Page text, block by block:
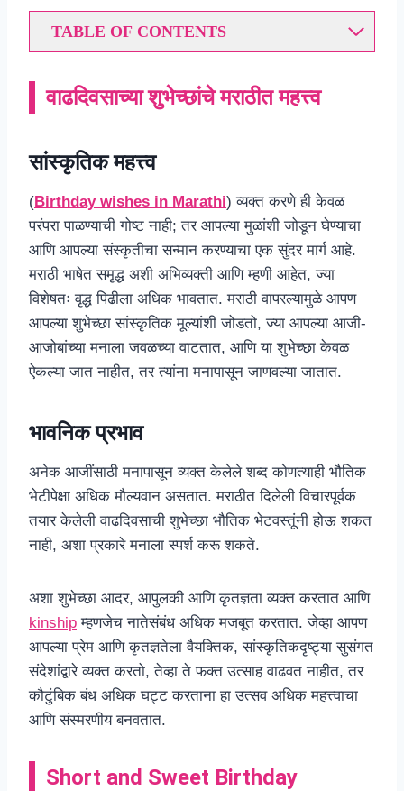
TABLE OF CONTENTS
वाढदिवसाच्या शुभेच्छांचे मराठीत महत्त्व
सांस्कृतिक महत्त्व
(Birthday wishes in Marathi) व्यक्त करणे ही केवळ
परंपरा पाळण्याची गोष्ट नाही; तर आपल्या मुळांशी जोडून घेण्याचा
आणि आपल्या संस्कृतीचा सन्मान करण्याचा एक सुंदर मार्ग आहे.
मराठी भाषेत समृद्ध अशी अभिव्यक्ती आणि म्हणी आहेत, ज्या
विशेषतः वृद्ध पिढीला अधिक भावतात. मराठी वापरल्यामुळे आपण
आपल्या शुभेच्छा सांस्कृतिक मूल्यांशी जोडतो, ज्या आपल्या आजी-
आजोबांच्या मनाला जवळच्या वाटतात, आणि या शुभेच्छा केवळ
ऐकल्या जात नाहीत, तर त्यांना मनापासून जाणवल्या जातात.
भावनिक प्रभाव
अनेक आजींसाठी मनापासून व्यक्त केलेले शब्द कोणत्याही भौतिक
भेटीपेक्षा अधिक मौल्यवान असतात. मराठीत दिलेली विचारपूर्वक
तयार केलेली वाढदिवसाची शुभेच्छा भौतिक भेटवस्तूंनी होऊ शकत
नाही, अशा प्रकारे मनाला स्पर्श करू शकते.
अशा शुभेच्छा आदर, आपुलकी आणि कृतज्ञता व्यक्त करतात आणि
kinship म्हणजेच नातेसंबंध अधिक मजबूत करतात. जेव्हा आपण
आपल्या प्रेम आणि कृतज्ञतेला वैयक्तिक, सांस्कृतिकदृष्ट्या सुसंगत
संदेशांद्वारे व्यक्त करतो, तेव्हा ते फक्त उत्साह वाढवत नाहीत, तर
कौटुंबिक बंध अधिक घट्ट करताना हा उत्सव अधिक महत्त्वाचा
आणि संस्मरणीय बनवतात.
Short and Sweet Birthday